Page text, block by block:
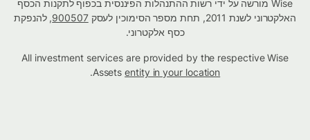
Wise מורשה על ידי רשות ההתנהלות הפיננסית בכפוף לתקנות הכסף
האלקטרוני לשנת 2011, תחת מספר הסימוכין לעסק
900507, להנפקת
כסף אלקטרוני.
All investment services are provided by the respective Wise
Assetsentity in your location
.